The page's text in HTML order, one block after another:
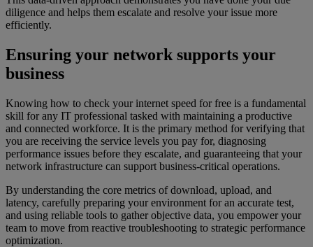
diligence and helps them escalate and resolve your issue more
efficiently.
Ensuring your network supports your
business
Knowing how to check your internet speed for free is a fundamental
skill for any IT professional tasked with maintaining a productive
and connected workforce. It is the primary method for verifying that
you are receiving the service levels you pay for, diagnosing
performance issues before they escalate, and guaranteeing that your
network infrastructure can support business-critical operations.
By understanding the core metrics of download, upload, and
latency, carefully preparing your environment for an accurate test,
and using reliable tools to gather objective data, you empower your
team to move from reactive troubleshooting to strategic performance
optimization.